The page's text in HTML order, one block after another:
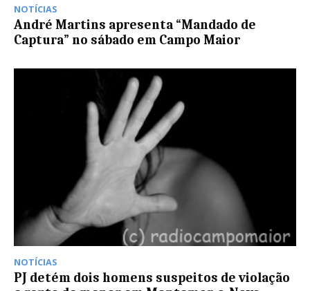
NOTÍCIAS
André Martins apresenta “Mandado de
Captura” no sábado em Campo Maior
NOTÍCIAS
PJ detém dois homens suspeitos de violação